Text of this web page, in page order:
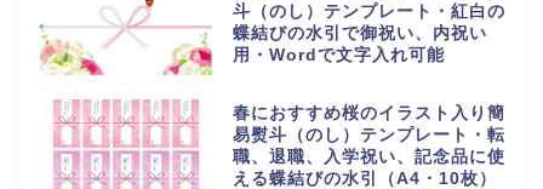
斗（のし）テンプレート・紅白の
蝶結びの水引で御祝い、内祝い
用・Wordで文字入れ可能
春におすすめ桜のイラスト入り簡
易熨斗（のし）テンプレート・転
職、退職、入学祝い、記念品に使
える蝶結びの水引（A4・10枚）